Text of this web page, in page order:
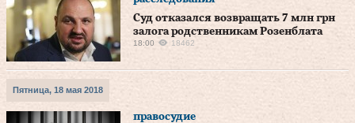
Суд отказался возвращать 7 млн грн
залога родственникам Розенблата
18:00 18462
Пятница, 18 мая 2018
правосудие